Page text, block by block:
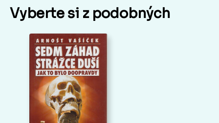
Vyberte si z podobných